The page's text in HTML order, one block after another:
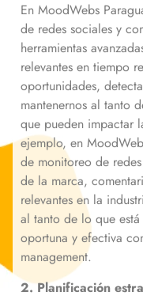
En MoodWebs
de redes sociales y
herramientas
relevantes en tiempo
oportunidades,
mantenernos al tanto
que pueden impactar
ejemplo, en
de monitoreo de
de la marca,
relevantes en la
al tanto de lo que
oportuna y efectiva
management.
2. Planificación